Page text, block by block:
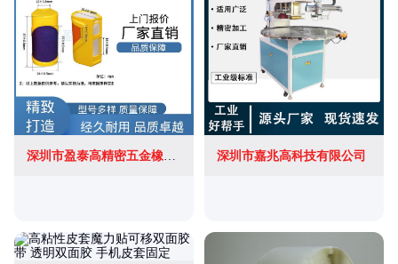
深圳市盈泰高精密五金橡胶有限公司 深圳市嘉兆高科技有限公司